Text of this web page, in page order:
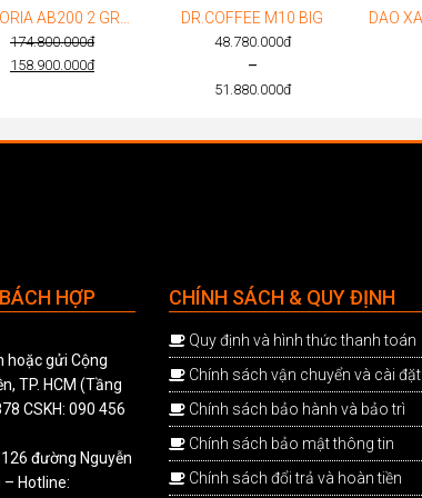
174.800.000đ
Original
174.800.000đ.
158.900.000đ
is:
DR.COFFEE M10 BIG
48.780.000đ
–
51.880.000đ
range:
HỢP
hoặc gửi Cộng
TP. HCM (Tầng
CSKH: 090 456
đường Nguyễn
– Hotline:
CHÍNH SÁCH & QUY ĐỊNH
Quy định và hình thức thanh toán
Chính sách vận chuyển và cài đặt
Chính sách bảo hành và bảo trì
Chính sách bảo mật thông tin
Chính sách đổi trả và hoàn tiền